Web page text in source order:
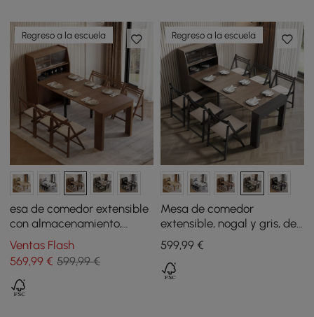
Regreso a la escuela
esa de comedor extensible
con almacenamiento,
aparado y puerta de
cristal - nogal
Ventas Flash
569,99 € 599,99 €
Regreso a la escuela
Mesa de comedor
extensible, nogal y gris, de
estilo rústico de 1800 mm
con aparador
599,99€